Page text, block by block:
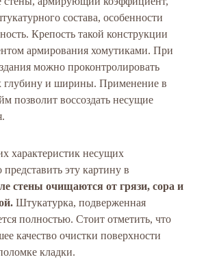
состава, особенности
Крепость такой конструкции
армирования хомутиками. При
можно проконтролировать
глубину и ширины. Применение в
позволит воссоздать несущие
характеристик несущих
эту картину в
стены очищаются от грязи, сора и
Штукатурка, подверженная
полностью. Стоит отметить, что
качество очистки поверхности
кладки.